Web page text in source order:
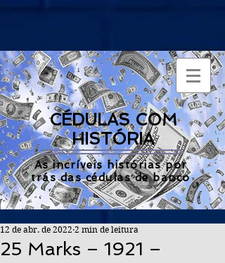
CÉDULAS COM
HISTÓRIA
As incríveis histórias por
trás das cédulas de banco
25 Marks – 1921 –
12 de abr. de 2022 2 min de leitura